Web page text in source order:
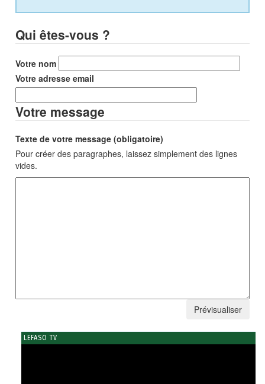
Qui êtes-vous ?
Votre nom
Votre adresse email
Votre message
Texte de votre message (obligatoire)
Pour créer des paragraphes, laissez simplement des lignes
vides.
LEFASO TV